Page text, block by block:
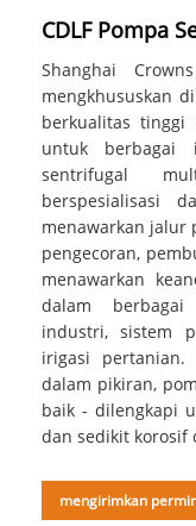
CDLF Pompa
Shanghai
mengkhususkan
berkualitas
untuk berbagai
sentrifugal
berspesialisasi
menawarkan jalur
pengecoran,
menawarkan
dalam berbagai
industri, sistem
irigasi pertanian.
dalam pikiran,
baik - dilengkapi
dan sedikit korosif
mengirimkan